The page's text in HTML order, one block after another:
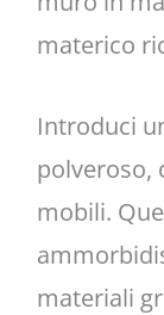
materico
Introduci
polveroso,
mobili.
materiali